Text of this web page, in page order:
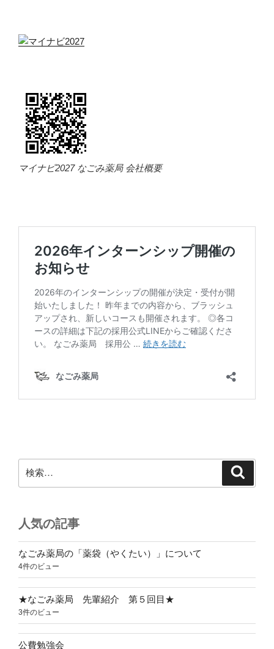
マイナビ2027 なごみ薬局 会社概要
索:
人気の記事
なごみ薬局の「薬袋（やくたい）」について
4件のビュー
★なごみ薬局 先輩紹介 第５回目★
3件のビュー
公費勉強会